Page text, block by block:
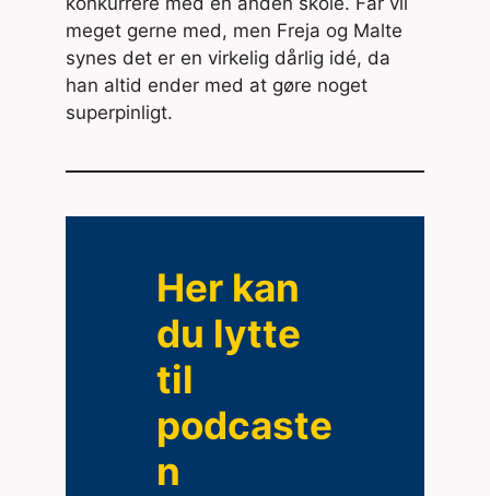
meget gerne med, men Freja og Malte
synes det er en virkelig dårlig idé, da
han altid ender med at gøre noget
superpinligt.
Her kan
du lytte
til
podcaste
n